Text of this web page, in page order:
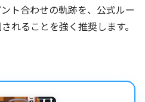
ト合わせの軌跡を、公式ルー
れることを強く推奨します。